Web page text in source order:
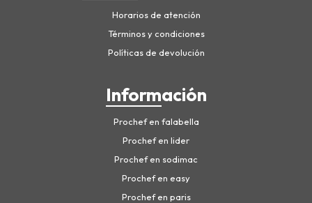
Horarios de atención
Términos y condiciones
Políticas de devolución
Información
Prochef en falabella
Prochef en lider
Prochef en sodimac
Prochef en easy
Prochef en paris